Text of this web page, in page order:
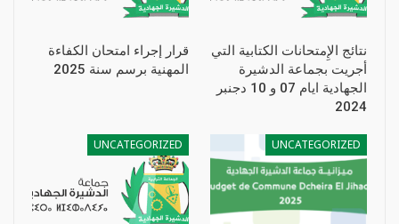
نتائج الإِمتحانات الكتابية التي
أجريت بجماعة الدشيرة
الجهادية ايام 07 و 10 دجنبر
2024
قرار إجراء امتحان الكفاءة
المهنية برسم سنة 2025
UNCATEGORIZED
UNCATEGORIZED